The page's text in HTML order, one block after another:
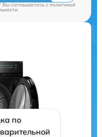
Вы соглашаетесь cполитикой
по